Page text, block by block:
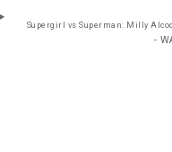
Supergirl vs Superman: Milly
-